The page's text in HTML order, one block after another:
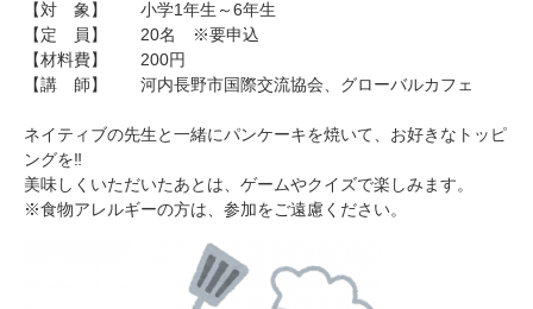
【対 象】 小学1年生～6年生
【定 員】 20名 ※要申込
【材料費】 200円
【講 師】 河内長野市国際交流協会、グローバルカフェ
ネイティブの先生と一緒にパンケーキを焼いて、お好きなトッピ
ングを‼
美味しくいただいたあとは、ゲームやクイズで楽しみます。
※食物アレルギーの方は、参加をご遠慮ください。